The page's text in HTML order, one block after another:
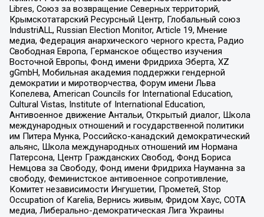
Libres, Союз за возвращение Северных территорий,
Крымскотатарский Ресурсный Центр, Глобальный союз
IndustriALL, Russian Election Monitor, Article 19, Мнение
медиа, Федерация анархического черного креста, Радио
Свободная Европа, Германское общество изучения
Восточной Европы, Фонд имени Фридриха Эберта, XZ
gGmbH, Мобильная академия поддержки гендерной
демократии и миротворчества, Форум имени Льва
Копелева, American Councils for International Education,
Cultural Vistas, Institute of International Education,
Антивоенное движение Антальи, Открытый диалог, Школа
международных отношений и государственной политики
им Питера Мунка, Российско-канадский демократический
альянс, Школа международных отношений им Нормана
Патерсона, Центр Гражданских Свобод, Фонд Бориса
Немцова за Свободу, Фонд имени Фридриха Науманна за
свободу, Феминистское антивоенное сопротивление,
Комитет независимости Ингушетии, Прометей, Stop
Occupation of Karelia, Вернись живым, Фридом Хаус, СОТА
медиа, Либерально-демократическая Лига Украины